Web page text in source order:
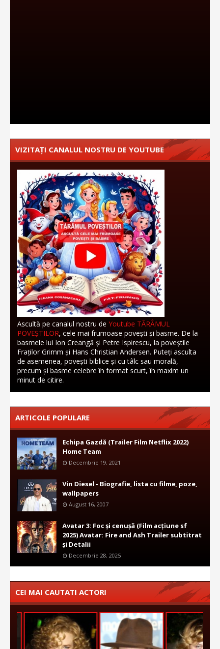
VIZITAȚI CANALUL NOSTRU DE YOUTUBE
Ascultă pe canalul nostru de Youtube TĂRÂMUL
POVEȘTILOR, cele mai frumoase povești și basme. De la
basmele lui Ion Creangă și Petre Ispirescu, la poveștile
Fraților Grimm și Hans Christian Andersen. Puteți asculta
de asemenea, povești biblice și cu tâlc sau morală,
precum și basme celebre în format scurt, în maxim un
minut de citire.
ARTICOLE POPULARE
Echipa Gazdă (Trailer Film Netflix 2022)
Home Team
Decembrie 19, 2021
Vin Diesel - Biografie, lista cu filme, poze,
wallpapers
August 16, 2007
Avatar 3: Foc și cenușă (Film acțiune sf
2025) Avatar: Fire and Ash Trailer subtitrat
și Detalii
Decembrie 28, 2025
CEI MAI CAUTATI ACTORI